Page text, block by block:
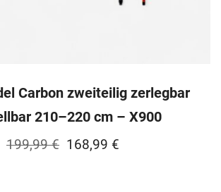
Carbon zweiteilig zerlegbar
210–220 cm – X900
199,99€ Ursprünglicher
168,99 €